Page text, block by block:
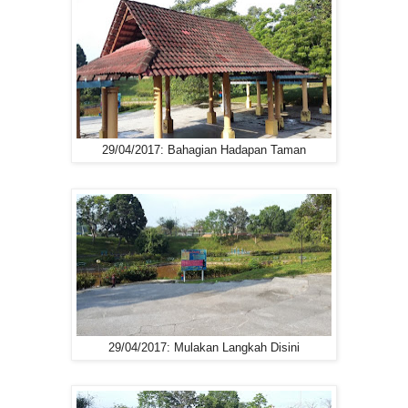
29/04/2017: Bahagian Hadapan Taman
29/04/2017: Mulakan Langkah Disini